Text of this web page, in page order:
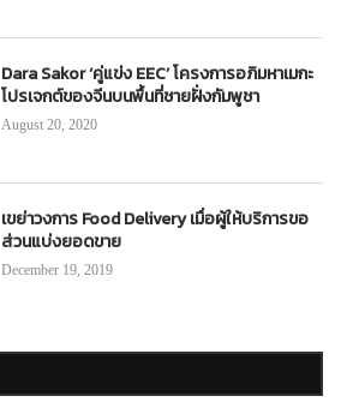
Dara Sakor ‘คู่แข่ง EEC’ โครงการอภิมหาเมกะ
โปรเจกต์ของจีนบนพื้นที่ชายฝั่งกัมพูชา
August 20, 2020
เขย่าวงการ Food Delivery เมื่อผู้ให้บริการขอ
ส่วนแบ่งยอดขาย
December 19, 2019